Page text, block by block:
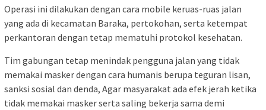
Operasi ini dilakukan dengan cara mobile keruas-ruas jalan
yang ada di kecamatan Baraka, pertokohan, serta ketempat
perkantoran dengan tetap mematuhi protokol kesehatan.
Tim gabungan tetap menindak pengguna jalan yang tidak
memakai masker dengan cara humanis berupa teguran lisan,
sanksi sosial dan denda, Agar masyarakat ada efek jerah ketika
tidak memakai masker serta saling bekerja sama demi